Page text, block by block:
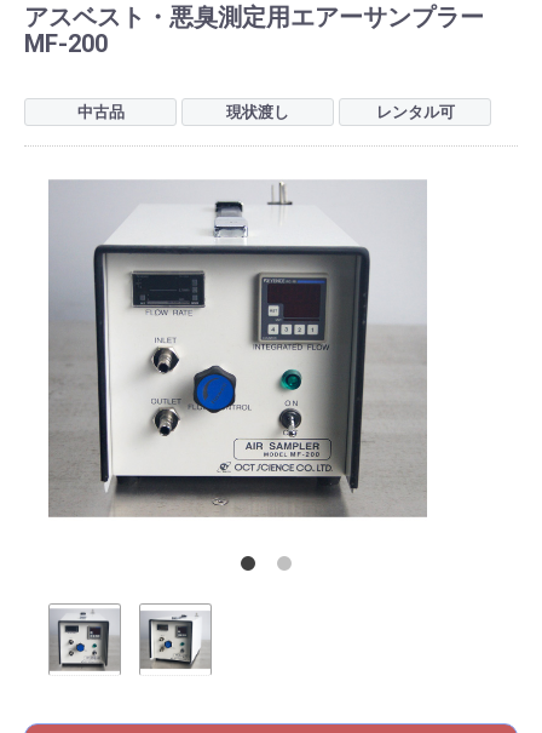
アスベスト・悪臭測定用エアーサンプラー
MF-200
中古品 現状渡し レンタル可